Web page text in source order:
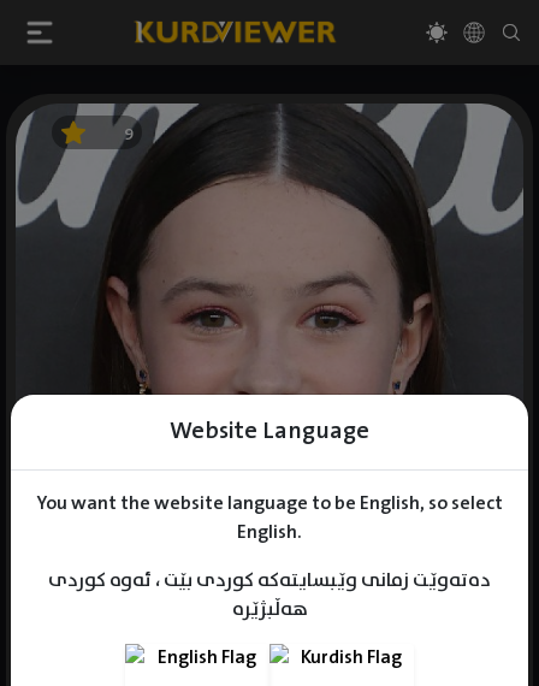
Website Language
You want the website language to be English, so select
English.
دەتەوێت زمانی وێبسایتەکە کوردی بێت ، ئەوە کوردی
هەڵبژێرە
9
Gender : female